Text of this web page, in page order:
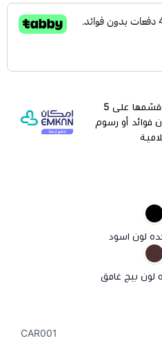
وقسّمها على 5
فوائد أو رسوم
لون اسود
لون بيج غامق
CAR001